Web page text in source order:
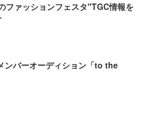
ファッションフェスタ"TGC情報を
バーオーディション「to the